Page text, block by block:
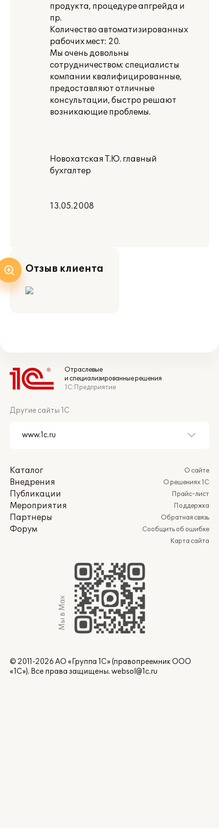
продукта, процедуре апгрейда и
пр.
Количество автоматизированных
рабочих мест: 20.
Мы очень довольны
сотрудничеством: специалисты
компании квалифицированные,
предоставляют отличные
консультации, быстро решают
возникающие проблемы.
Новохатская Т.Ю. главный
бухгалтер
13.05.2008
Отзыв клиента
Отраслевые
и специализированные решения
1С:Предприятие
Другие сайты 1С
Каталог
Внедрения
Публикации
Мероприятия
Партнеры
Форум
О сайте
О решениях 1С
Прайс-лист
Поддержка
Обратная связь
Сообщить об ошибке
Карта сайта
Мы в Max
© 2011-2026 АО «Группа 1С» (правопреемник ООО
«1С»). Все права защищены. websol@1c.ru